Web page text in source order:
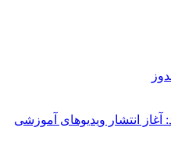
آغاز انتشار ویدیوهای آموزشی